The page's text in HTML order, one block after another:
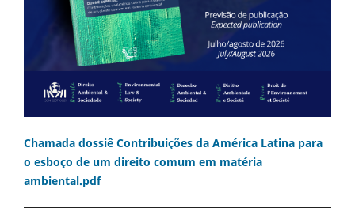
Chamada dossiê Contribuições da América Latina para
o esboço de um direito comum em matéria
ambiental.pdf